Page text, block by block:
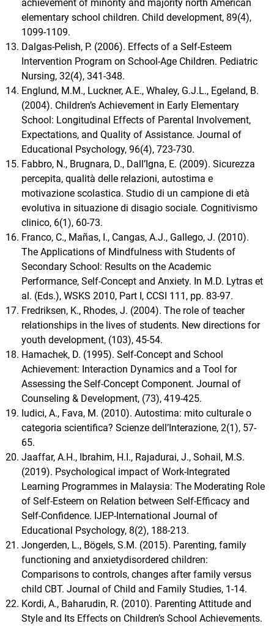
achievement of minority and majority north American
elementary school children. Child development, 89(4),
1099-1109.
Dalgas-Pelish, P. (2006). Effects of a Self-Esteem
Intervention Program on School-Age Children. Pediatric
Nursing, 32(4), 341-348.
Englund, M.M., Luckner, A.E., Whaley, G.J.L., Egeland, B.
(2004). Children’s Achievement in Early Elementary
School: Longitudinal Effects of Parental Involvement,
Expectations, and Quality of Assistance. Journal of
Educational Psychology, 96(4), 723-730.
Fabbro, N., Brugnara, D., Dall’Igna, E. (2009). Sicurezza
percepita, qualità delle relazioni, autostima e
motivazione scolastica. Studio di un campione di età
evolutiva in situazione di disagio sociale. Cognitivismo
clinico, 6(1), 60-73.
Franco, C., Mañas, I., Cangas, A.J., Gallego, J. (2010).
The Applications of Mindfulness with Students of
Secondary School: Results on the Academic
Performance, Self-Concept and Anxiety. In M.D. Lytras et
al. (Eds.), WSKS 2010, Part I, CCSI 111, pp. 83-97.
Fredriksen, K., Rhodes, J. (2004). The role of teacher
relationships in the lives of students. New directions for
youth development, (103), 45-54.
Hamachek, D. (1995). Self-Concept and School
Achievement: Interaction Dynamics and a Tool for
Assessing the Self-Concept Component. Journal of
Counseling & Development, (73), 419-425.
Iudici, A., Fava, M. (2010). Autostima: mito culturale o
categoria scientifica? Scienze dell’Interazione, 2(1), 57-
65.
Jaaffar, A.H., Ibrahim, H.I., Rajadurai, J., Sohail, M.S.
(2019). Psychological impact of Work-Integrated
Learning Programmes in Malaysia: The Moderating Role
of Self-Esteem on Relation between Self-Efficacy and
Self-Confidence. IJEP-International Journal of
Educational Psychology, 8(2), 188-213.
Jongerden, L., Bögels, S.M. (2015). Parenting, family
functioning and anxietydisordered children:
Comparisons to controls, changes after family versus
child CBT. Journal of Child and Family Studies, 1-14.
Kordi, A., Baharudin, R. (2010). Parenting Attitude and
Style and Its Effects on Children’s School Achievements.